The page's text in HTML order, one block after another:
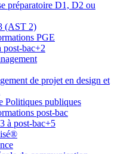
préparatoire D1, D2 ou
(AST 2)
PGE
post-bac+2
de projet en design et
Politiques publiques
post-bac
à post-bac+5